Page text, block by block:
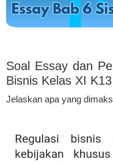
Soal Essay dan
Bisnis Kelas XI
Jelaskan apa yang